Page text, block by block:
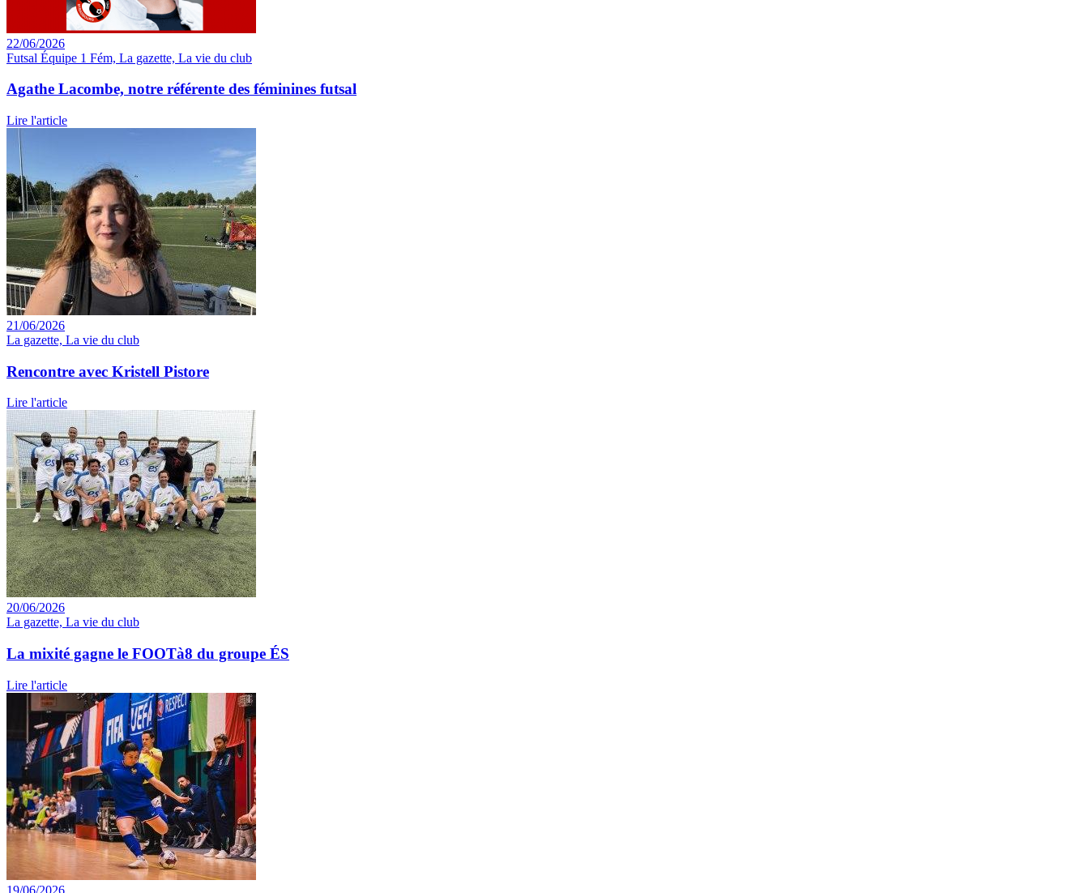
22/06/2026
Futsal Équipe 1 Fém, La gazette, La vie du club
Agathe Lacombe, notre référente des féminines futsal
Lire l'article
21/06/2026
La gazette, La vie du club
Rencontre avec Kristell Pistore
Lire l'article
20/06/2026
La gazette, La vie du club
La mixité gagne le FOOTà8 du groupe ÉS
Lire l'article
19/06/2026